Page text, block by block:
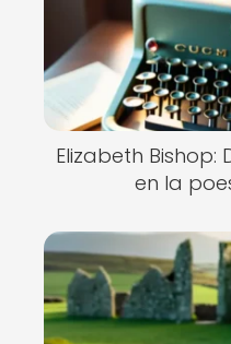
Elizabeth Bishop:
en la